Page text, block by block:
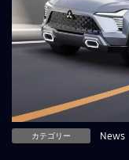
カテゴリー News